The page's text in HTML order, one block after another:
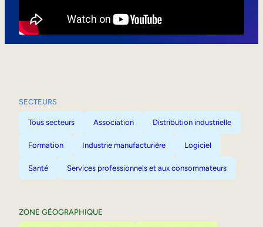
SECTEURS
Tous secteurs Association Distribution industrielle
Formation Industrie manufacturière Logiciel
Santé Services professionnels et aux consommateurs
ZONE GÉOGRAPHIQUE